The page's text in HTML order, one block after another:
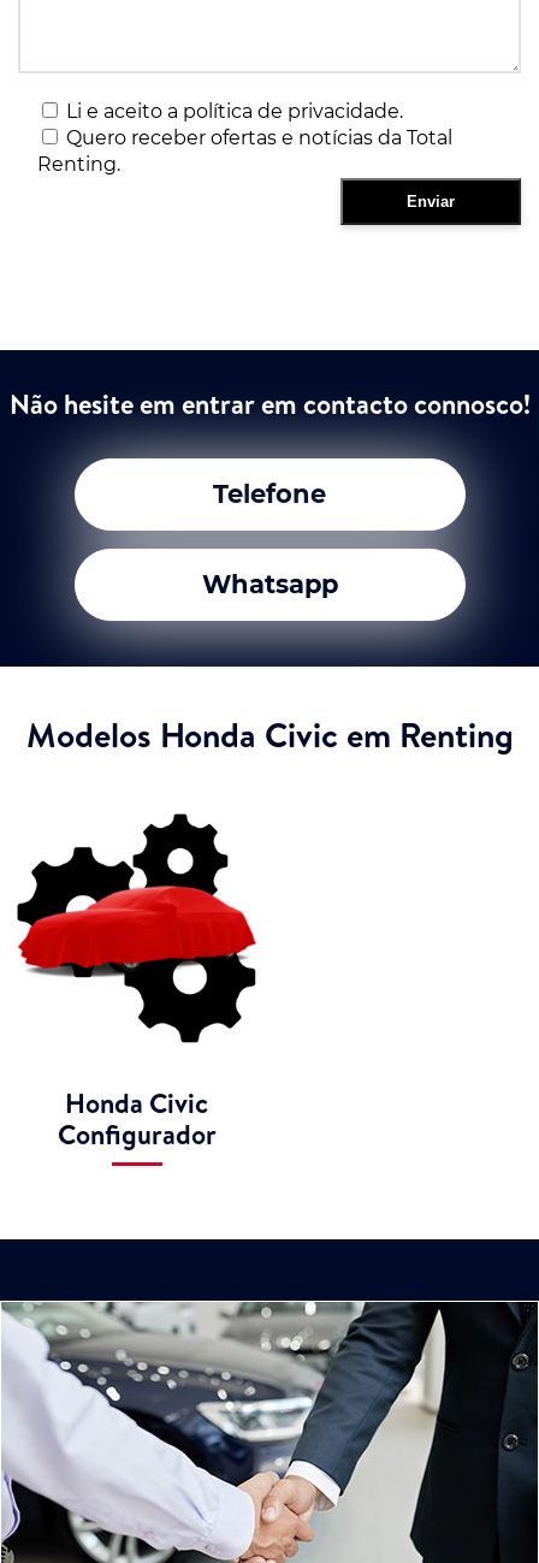
Li e aceito a política de privacidade.
Quero receber ofertas e notícias da Total
Renting.
Não hesite em entrar em contacto connosco!
Telefone
Whatsapp
Modelos Honda Civic em Renting
Honda Civic
Configurador